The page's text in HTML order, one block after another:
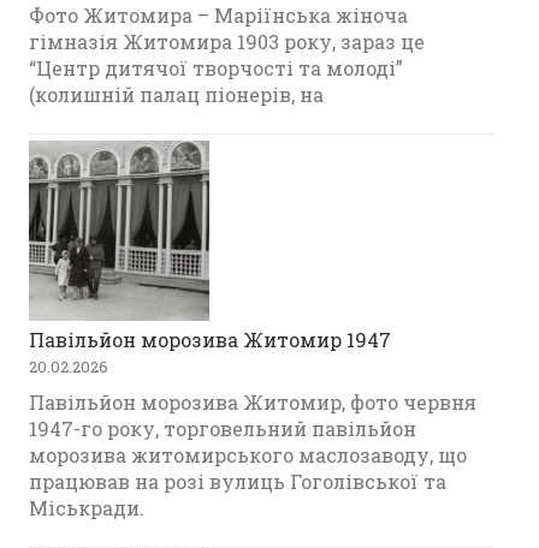
Фото Житомира – Маріїнська жіноча
гімназія Житомира 1903 року, зараз це
“Центр дитячої творчості та молоді”
(колишній палац піонерів, на
Павільйон морозива Житомир 1947
20.02.2026
Павільйон морозива Житомир, фото червня
1947-го року, торговельний павільйон
морозива житомирського маслозаводу, що
працював на розі вулиць Гоголівської та
Міськради.